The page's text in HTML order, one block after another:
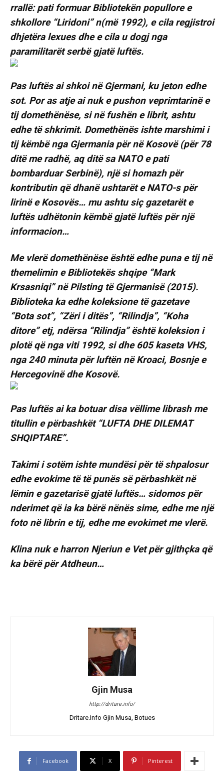
rrallë: pati formuar Bibliotekën popullore e
shkollore “Liridoni” n(më 1992), e cila regjistroi
dhjetëra lexues dhe e cila u dogj nga
paramilitarët serbë gjatë luftës.
Pas luftës ai shkoi në Gjermani, ku jeton edhe
sot. Por as atje ai nuk e pushon veprimtarinë e
tij domethënëse, si në fushën e librit, ashtu
edhe të shkrimit. Domethënës ishte marshimi i
tij këmbë nga Gjermania për në Kosovë (për 78
ditë me radhë, aq ditë sa NATO e pati
bombarduar Serbinë), një si homazh për
kontributin që dhanë ushtarët e NATO-s për
lirinë e Kosovës… mu ashtu siç gazetarët e
luftës udhëtonin këmbë gjatë luftës për një
informacion…
Me vlerë domethënëse është edhe puna e tij në
themelimin e Bibliotekës shqipe “Mark
Krsasniqi” në Pilsting të Gjermanisë (2015).
Biblioteka ka edhe koleksione të gazetave
“Bota sot”, “Zëri i ditës”, “Rilindja”, “Koha
ditore” etj, ndërsa “Rilindja” është koleksion i
plotë që nga viti 1992, si dhe 605 kaseta VHS,
nga 240 minuta për luftën në Kroaci, Bosnje e
Hercegovinë dhe Kosovë.
Pas luftës ai ka botuar disa vëllime librash me
titullin e përbashkët “LUFTA DHE DILEMAT
SHQIPTARE”.
Takimi i sotëm ishte mundësi për të shpalosur
edhe evokime të të punës së përbashkët në
lëmin e gazetarisë gjatë luftës… sidomos për
nderimet që ia ka bërë nënës sime, edhe me një
foto në librin e tij, edhe me evokimet me vlerë.
Klina nuk e harron Njeriun e Vet për gjithçka që
ka bërë për Atdheun…
Gjin Musa
http://dritare.info/
Dritare.Info Gjin Musa, Botues
Facebook X Pinterest